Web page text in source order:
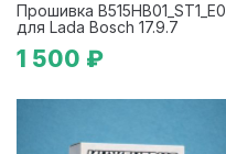
Прошивка B515HB01_ST1_E0
для Lada Bosch 17.9.7
1 500 ₽